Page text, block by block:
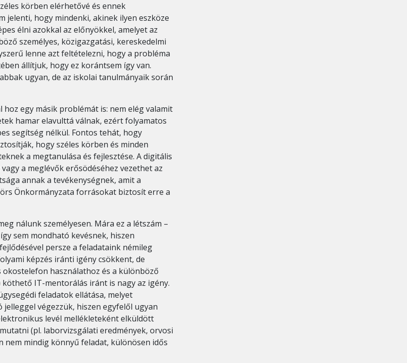
körben elérhetővé és ennek
jelenti, hogy mindenki, akinek ilyen eszköze
élni azokkal az előnyökkel, amelyet az
személyes, közigazgatási, kereskedelmi
lenne azt feltételezni, hogy a probléma
állítjuk, hogy ez korántsem így van.
ugyan, de az iskolai tanulmányaik során
egy másik problémát is: nem elég valamit
hamar elavulttá válnak, ezért folyamatos
segítség nélkül. Fontos tehát, hogy
hogy széles körben és minden
a megtanulása és fejlesztése. A digitális
a meglévők erősödéséhez vezethet az
annak a tevékenységnek, amit a
Önkormányzata forrásokat biztosít erre a
nálunk személyesen. Mára ez a létszám –
sem mondható kevésnek, hiszen
persze a feladataink némileg
képzés iránti igény csökkent, de
használathoz és a különböző
IT-mentorálás iránt is nagy az igény.
feladatok ellátása, melyet
végezzük, hiszen egyfelől ugyan
levél mellékleteként elküldött
(pl. laborvizsgálati eredmények, orvosi
nem mindig könnyű feladat, különösen idős